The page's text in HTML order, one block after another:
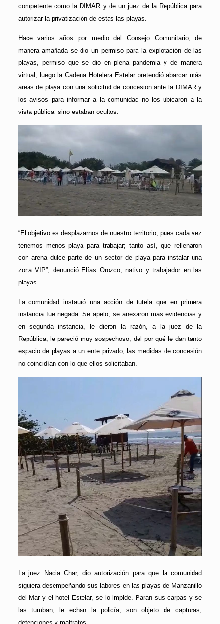
competente como la DIMAR y de un juez de la República para
autorizar la privatización de estas las playas.
Hace varios años por medio del Consejo Comunitario, de
manera amañada se dio un permiso para la explotación de las
playas, permiso que se dio en plena pandemia y de manera
virtual, luego la Cadena Hotelera Estelar pretendió abarcar más
áreas de playa con una solicitud de concesión ante la DIMAR y
los avisos para informar a la comunidad no los ubicaron a la
vista pública; sino estaban ocultos.
“El objetivo es desplazarnos de nuestro territorio, pues cada vez
tenemos menos playa para trabajar; tanto así, que rellenaron
con arena dulce parte de un sector de playa para instalar una
zona VIP”, denunció Elías Orozco, nativo y trabajador en las
playas.
La comunidad instauró una acción de tutela que en primera
instancia fue negada. Se apeló, se anexaron más evidencias y
en segunda instancia, le dieron la razón, a la juez de la
República, le pareció muy sospechoso, del por qué le dan tanto
espacio de playas a un ente privado, las medidas de concesión
no coincidían con lo que ellos solicitaban.
La juez Nadia Char, dio autorización para que la comunidad
siguiera desempeñando sus labores en las playas de Manzanillo
del Mar y el hotel Estelar, se lo impide. Paran sus carpas y se
las tumban, le echan la policía, son objeto de capturas,
detenciones y maltratos.